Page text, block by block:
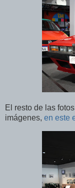
El resto de las
imágenes, en este